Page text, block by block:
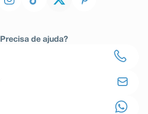
Precisa de ajuda?